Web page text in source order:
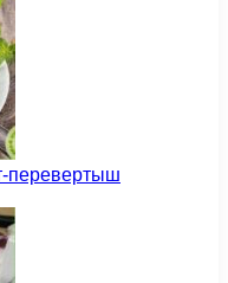
перевертыш